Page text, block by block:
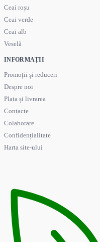
Ceai roșu
Ceai verde
Ceai alb
Veselă
INFORMAȚII
Promoții și reduceri
Despre noi
Plata și livrarea
Contacte
Colaborare
Confidențialitate
Harta site-ului